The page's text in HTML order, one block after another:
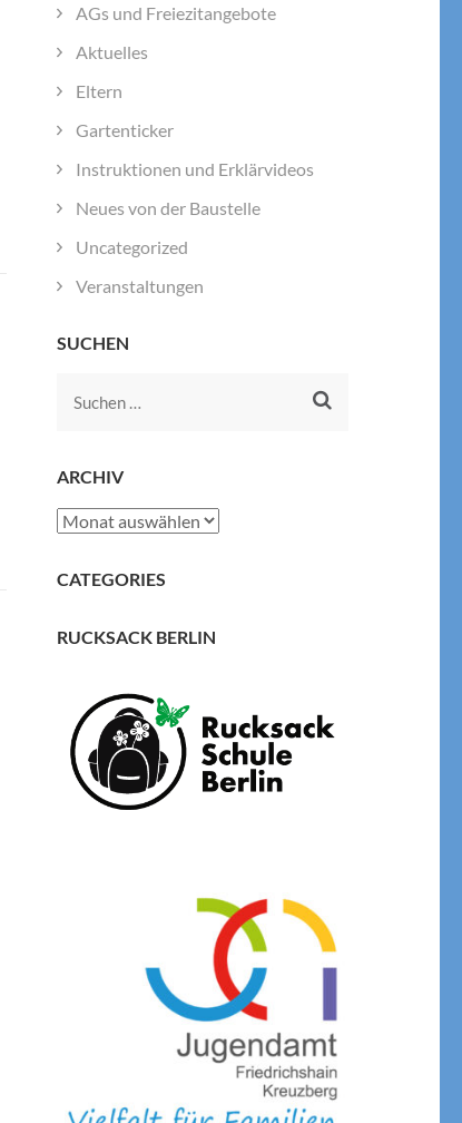
AGs und Freiezitangebote
Aktuelles
Eltern
Gartenticker
Instruktionen und Erklärvideos
Neues von der Baustelle
Uncategorized
Veranstaltungen
SUCHEN
Suchen
ARCHIV
Archiv
CATEGORIES
RUCKSACK BERLIN